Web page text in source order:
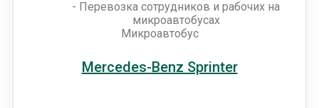
Микроавтобус
Mercedes-Benz Sprinter